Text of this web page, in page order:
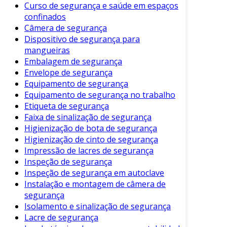
inteligente para empresas que buscam otimizar
seus processos.
Aplicações Comuns
As mangueiras de segurança são amplamente
utilizadas em várias indústrias. Entre as
principais aplicações, destacam-se:
Indústria Química: Transporte de
produtos químicos e solventes.
Setor Alimentício: Cuidado rigoroso na
movimentação de líquidos alimentares.
Construção Civil: Utilizadas em chuveiros
e sistemas de hidrantes.
Manutenção Industrial
indispensáveis nas linhas de produção
para evitar riscos.
Curso de segurança e saúde em espaços
confinados
Câmera de segurança
Dispositivo de segurança para
mangueiras
Embalagem de segurança
Envelope de segurança
Equipamento de segurança
Equipamento de segurança no trabalho
Etiqueta de segurança
Faixa de sinalização de segurança
Higienização de bota de segurança
Higienização de cinto de segurança
Impressão de lacres de segurança
Inspeção de segurança
Inspeção de segurança em autoclave
Instalação e montagem de câmera de
segurança
Isolamento e sinalização de segurança
Lacre de segurança